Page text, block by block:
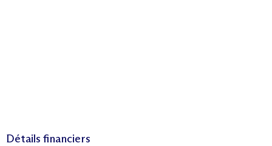
Détails financiers